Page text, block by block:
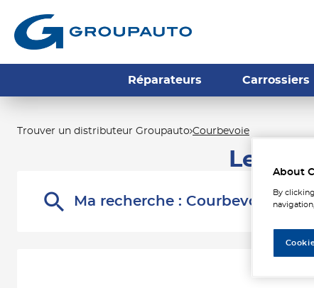
Réparateurs Carrossiers
Trouver un distributeur Groupauto Courbevoie
Les
Ma recherche : Courbevoie
About
By